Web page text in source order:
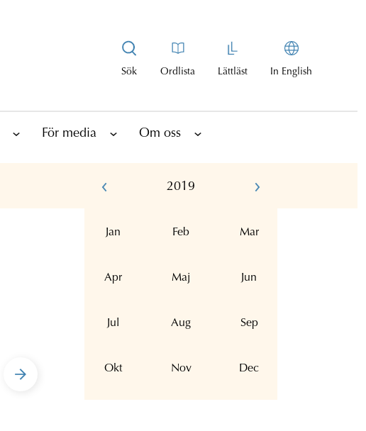
Sök Ordlista Lättläst In English
För media Om oss
2019
Jan Feb Mar
Apr Maj Jun
Jul Aug Sep
Okt Nov Dec